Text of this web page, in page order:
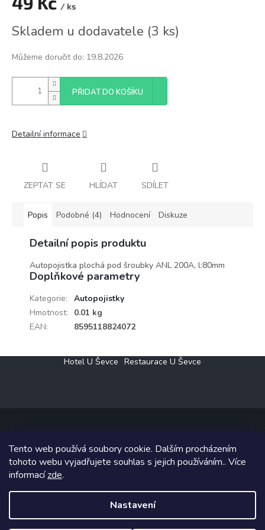
Tento web používá soubory cookie. Dalším procházením
tohoto webu vyjadřujete souhlas s jejich používáním.. Více
informacízde.
Nastavení
/ ks
cena:
Skladem u dodavatele (3 ks)
Můžeme doručit do: 19.8.2026
PŘIDAT DO KOŠÍKU
Detailní informace
ZEPTAT SE HLÍDAT SDÍLET
Popis Podobné (4) Hodnocení Diskuze
Detailní popis produktu
Autopojistka plochá pod šroubky ANL 200A, l:80mm
Doplňkové parametry
Kategorie:
Autopojistky
Hmotnost:
0.01 kg
EAN: 8595118824072
Hotel U Ševce Restaurace U Ševce
Copyright 2026Elektro Klesný s.r.o.. Všechna práva vyhrazena.
Grafický návrh vytvořil a na Shoptet implementoval
Shoptetak.cz.
Vytvořil Shoptet